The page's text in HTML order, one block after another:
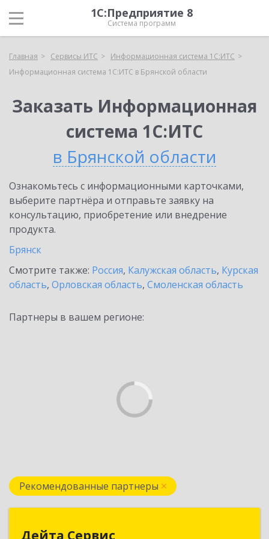
1С:Предприятие 8
Система программ
Главная Сервисы ИТС
Информационная система 1С:ИТС
Информационная система 1С:ИТС в Брянской области
Заказать Информационная
система 1С:ИТС
в Брянской области
Ознакомьтесь с информационными карточками,
выберите партнёра и отправьте заявку на
консультацию, приобретение или внедрение
продукта.
Брянск
Смотрите также: Россия, Калужская область, Курская
область, Орловская область, Смоленская область
Партнеры в вашем регионе:
Рекомендованные партнеры
Дейта Сервис